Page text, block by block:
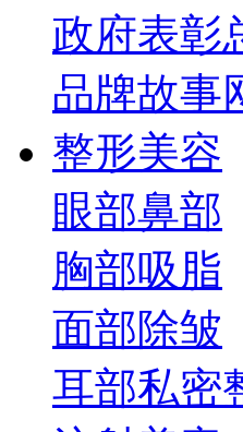
政府表彰
品牌故事
整形美容
眼部鼻部
胸部吸脂
面部除皱
耳部私密